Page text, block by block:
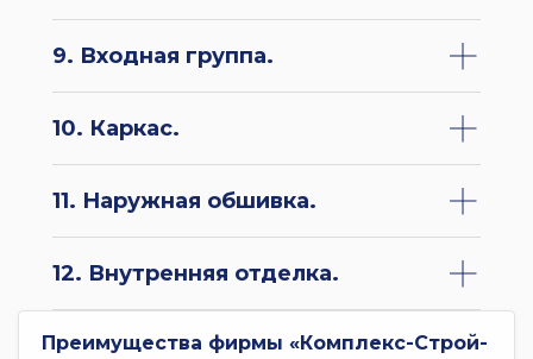
9. Входная группа.
10. Каркас.
11. Наружная обшивка.
12. Внутренняя отделка.
Преимущества фирмы «Комплекс-Строй-